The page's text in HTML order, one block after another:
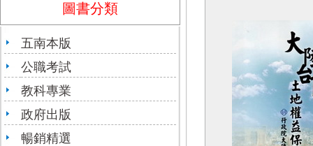
圖書分類
五南本版
公職考試
教科專業
政府出版
暢銷精選